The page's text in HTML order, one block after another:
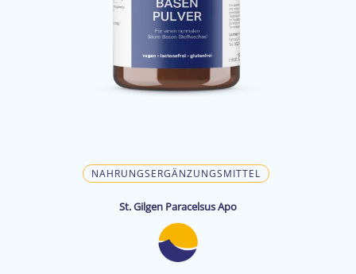
NAHRUNGSERGÄNZUNGSMITTEL
St. Gilgen Paracelsus Apo